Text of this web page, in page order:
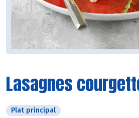
Lasagnes
Plat principal